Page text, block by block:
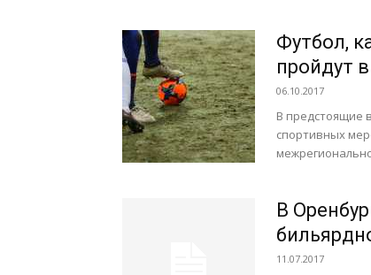
Футбол,
пройдут
06.10.2017
В предстоящие
спортивных
В
11.07.2017